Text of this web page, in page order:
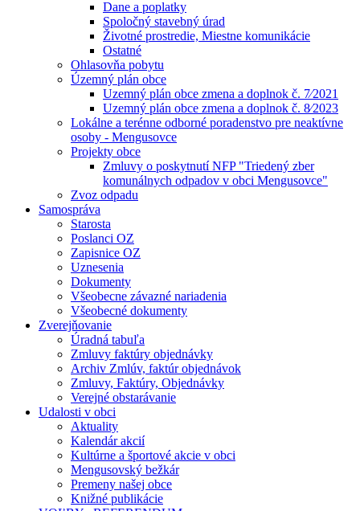
Dane a poplatky
Spoločný stavebný úrad
Životné prostredie, Miestne komunikácie
Ostatné
Ohlasovňa pobytu
Územný plán obce
Uzemný plán obce zmena a doplnok č. 7⁄2021
Uzemný plán obce zmena a doplnok č. 8⁄2023
Lokálne a terénne odborné poradenstvo pre neaktívne
osoby - Mengusovce
Projekty obce
Zmluvy o poskytnutí NFP "Triedený zber
komunálnych odpadov v obci Mengusovce"
Zvoz odpadu
Samospráva
Starosta
Poslanci OZ
Zapisnice OZ
Uznesenia
Dokumenty
Všeobecne závazné nariadenia
Všeobecné dokumenty
Zverejňovanie
Úradná tabuľa
Zmluvy faktúry objednávky
Archiv Zmlúv, faktúr objednávok
Zmluvy, Faktúry, Objednávky
Verejné obstarávanie
Udalosti v obci
Aktuality
Kalendár akcií
Kultúrne a športové akcie v obci
Mengusovský bežkár
Premeny našej obce
Knižné publikácie